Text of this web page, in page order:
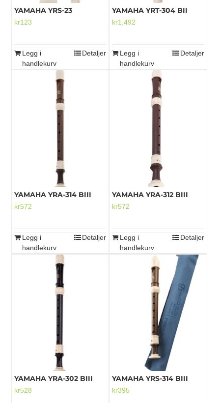
YAMAHA YRS-23
kr123
Legg i
handlekurv
Detaljer
YAMAHA YRT-304 BII
kr1,492
Legg i
handlekurv
Detaljer
YAMAHA YRA-314 BIII
kr572
Legg i
handlekurv
Detaljer
YAMAHA YRA-312 BIII
kr572
Legg i
handlekurv
Detaljer
YAMAHA YRA-302 BIII
kr528
YAMAHA YRS-314 BIII
kr395